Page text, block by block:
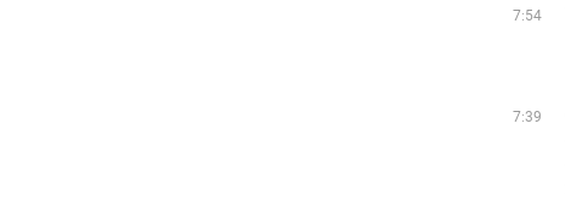
7:54
7:39